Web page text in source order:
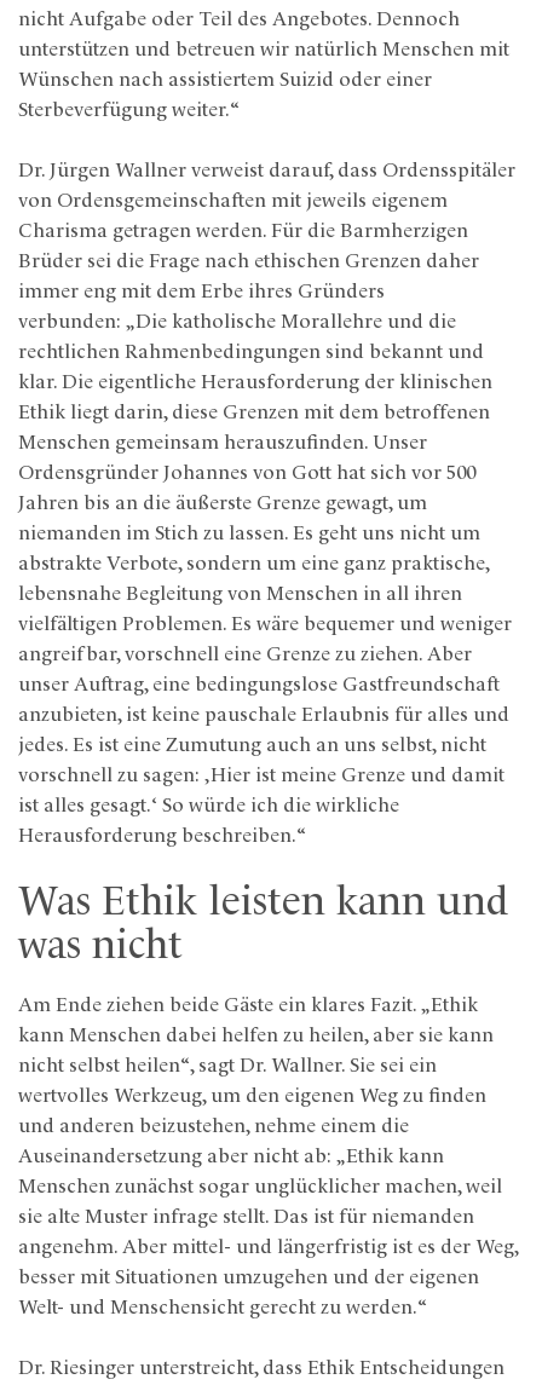
nicht Aufgabe oder Teil des Angebotes. Dennoch
unterstützen und betreuen wir natürlich Menschen mit
Wünschen nach assistiertem Suizid oder einer
Sterbeverfügung weiter.“
Dr. Jürgen Wallner verweist darauf, dass Ordensspitäler
von Ordensgemeinschaften mit jeweils eigenem
Charisma getragen werden. Für die Barmherzigen
Brüder sei die Frage nach ethischen Grenzen daher
immer eng mit dem Erbe ihres Gründers
verbunden: „Die katholische Morallehre und die
rechtlichen Rahmenbedingungen sind bekannt und
klar. Die eigentliche Herausforderung der klinischen
Ethik liegt darin, diese Grenzen mit dem betroffenen
Menschen gemeinsam herauszufinden. Unser
Ordensgründer Johannes von Gott hat sich vor 500
Jahren bis an die äußerste Grenze gewagt, um
niemanden im Stich zu lassen. Es geht uns nicht um
abstrakte Verbote, sondern um eine ganz praktische,
lebensnahe Begleitung von Menschen in all ihren
vielfältigen Problemen. Es wäre bequemer und weniger
angreifbar, vorschnell eine Grenze zu ziehen. Aber
unser Auftrag, eine bedingungslose Gastfreundschaft
anzubieten, ist keine pauschale Erlaubnis für alles und
jedes. Es ist eine Zumutung auch an uns selbst, nicht
vorschnell zu sagen: ‚Hier ist meine Grenze und damit
ist alles gesagt.‘ So würde ich die wirkliche
Herausforderung beschreiben.“
Was Ethik leisten kann und
was nicht
Am Ende ziehen beide Gäste ein klares Fazit. „Ethik
kann Menschen dabei helfen zu heilen, aber sie kann
nicht selbst heilen“, sagt Dr. Wallner. Sie sei ein
wertvolles Werkzeug, um den eigenen Weg zu finden
und anderen beizustehen, nehme einem die
Auseinandersetzung aber nicht ab: „Ethik kann
Menschen zunächst sogar unglücklicher machen, weil
sie alte Muster infrage stellt. Das ist für niemanden
angenehm. Aber mittel- und längerfristig ist es der Weg,
besser mit Situationen umzugehen und der eigenen
Welt- und Menschensicht gerecht zu werden.“
Dr. Riesinger unterstreicht, dass Ethik Entscheidungen